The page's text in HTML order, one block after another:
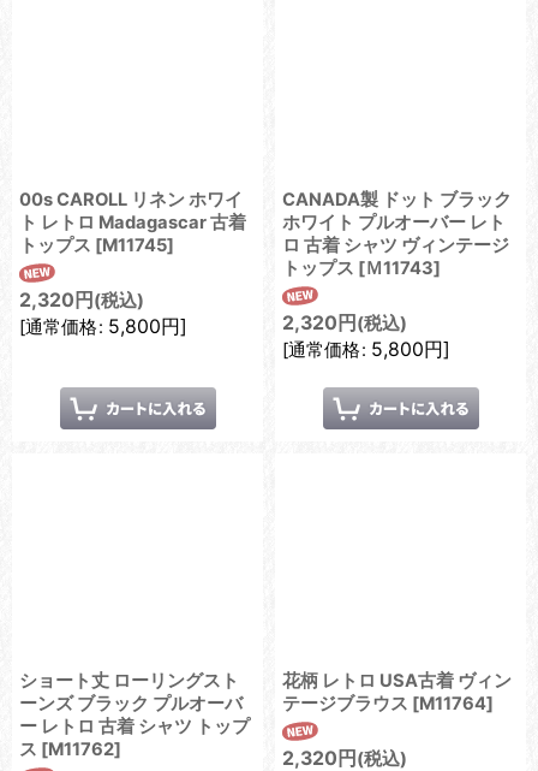
00s CAROLL リネン ホワイ
ト レトロ Madagascar 古着
トップス [M11745]
2,320 円 (税込)
[通常価格: 5,800円]
CANADA製 ドット ブラック
ホワイト プルオーバー レト
ロ 古着 シャツ ヴィンテージ
トップス [Ｍ11743]
2,320 円 (税込)
[通常価格: 5,800円]
ショート丈 ローリングスト
ーンズ ブラック プルオーバ
ー レトロ 古着 シャツ トップ
ス [M11762]
花柄 レトロ USA古着 ヴィン
テージブラウス [M11764]
2,320 円 (税込)